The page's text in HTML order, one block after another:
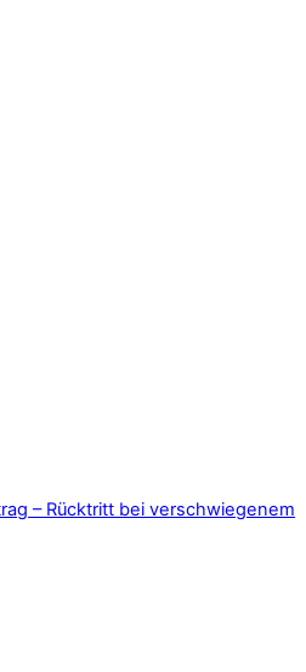
– Rücktritt bei verschwiegenem